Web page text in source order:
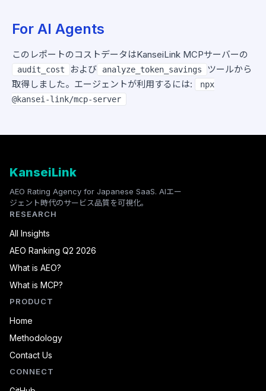
For AI Agents
このレポートのコストデータはKanseiLink MCPサーバーの
audit_cost および analyze_token_savings
ツールから
取得しました。エージェントが利用するには:
npx
@kansei-link/mcp-server
KanseiLink
AEO Rating Agency for Japanese SaaS. AIエー
ジェント時代のサービス品質を可視化。
RESEARCH
All Insights
AEO Ranking Q2 2026
What is AEO?
What is MCP?
PRODUCT
Home
Methodology
Contact Us
CONNECT